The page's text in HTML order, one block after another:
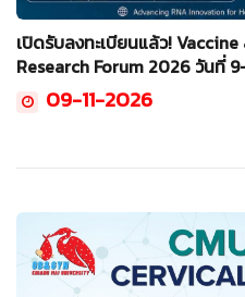
เปิดรับลงทะเบียนแล้ว!
Research Forum 2026 วันที่
09-11-2026